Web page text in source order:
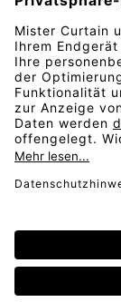
Sicherheit